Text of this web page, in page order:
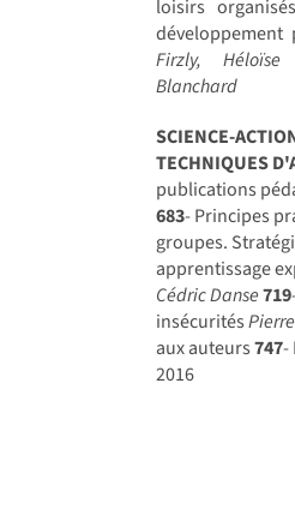
loisirs
Firzly,
Blanchard
SCIENCE-
TECHNIQUES
publications
683- Principes
groupes.
apprentissage
Cédric Danse719
insécurités
aux auteurs747-
2016